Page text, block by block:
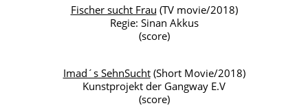
Fischer sucht Frau (TV movie/2018)
Regie: Sinan Akkus
(score)
Imad´s SehnSucht(Short Movie/2018)
Kunstprojekt der Gangway E.V
(score)